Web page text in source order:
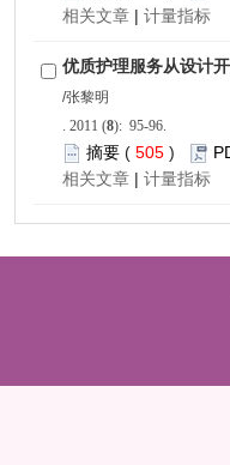
|
): 95-96.
505 )
|